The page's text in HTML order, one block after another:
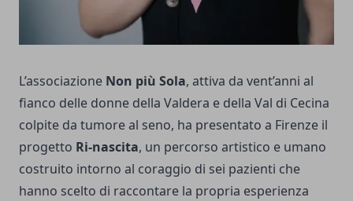
L’associazione Non più Sola, attiva da vent’anni al
fianco delle donne della Valdera e della Val di Cecina
colpite da tumore al seno, ha presentato a Firenze il
progetto Ri-nascita, un percorso artistico e umano
costruito intorno al coraggio di sei pazienti che
hanno scelto di raccontare la propria esperienza